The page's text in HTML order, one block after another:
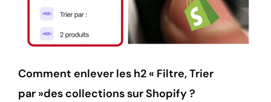
Comment enlever les h2 « Filtre, Trier
par »des collections sur Shopify ?